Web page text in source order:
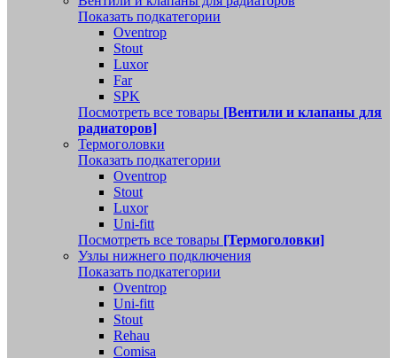
Показать подкатегории
Oventrop
Stout
Luxor
Far
SPK
Посмотреть все товары [Вентили и клапаны для
радиаторов]
Термоголовки
Показать подкатегории
Oventrop
Stout
Luxor
Uni-fitt
Посмотреть все товары [Термоголовки]
Узлы нижнего подключения
Показать подкатегории
Oventrop
Uni-fitt
Stout
Rehau
Comisa